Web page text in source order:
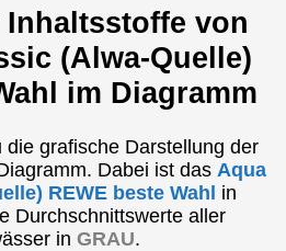
von
(Alwa-Quelle)
im Diagramm
grafische Darstellung der
Dabei ist das Aqua
REWE beste Wahl in
Durchschnittswerte aller
in GRAU.